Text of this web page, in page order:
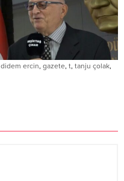
didem ercin, gazete, t, tanju çolak,